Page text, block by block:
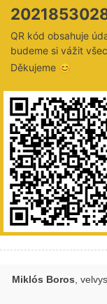
QR kód obsahuje
budeme si vážit
Děkujeme 😊
Miklós Boros ,